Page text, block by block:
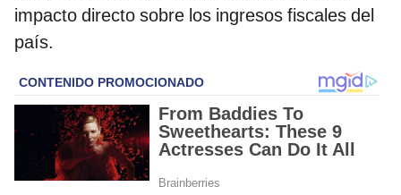
impacto directo sobre los ingresos fiscales del
país.